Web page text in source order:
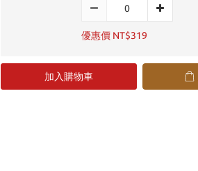
優惠價 NT$319
加入購物車